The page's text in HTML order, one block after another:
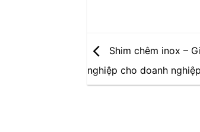
Shim chêm inox –
nghiệp cho doanh